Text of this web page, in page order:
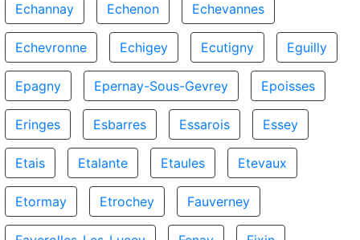
Echannay Echenon Echevannes
Echevronne Echigey Ecutigny Eguilly
Epagny Epernay-Sous-Gevrey Epoisses
Eringes Esbarres Essarois Essey
Etais Etalante Etaules Etevaux
Etormay Etrochey Fauverney